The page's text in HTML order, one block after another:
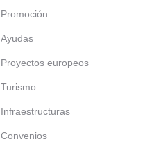
Promoción
Ayudas
Proyectos europeos
Turismo
Infraestructuras
Convenios